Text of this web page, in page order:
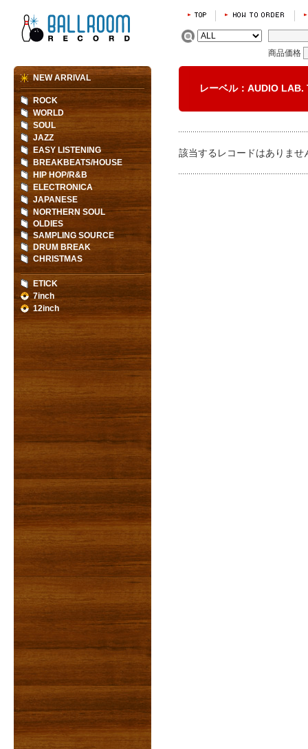
商品価格
レーベル：AUDIO
該当するレコードはありませ
NEW ARRIVAL
ROCK
WORLD
SOUL
JAZZ
EASY LISTENING
BREAKBEATS/HOUSE
HIP HOP/R&B
ELECTRONICA
JAPANESE
NORTHERN SOUL
OLDIES
SAMPLING SOURCE
DRUM BREAK
CHRISTMAS
ETICK
7inch
12inch